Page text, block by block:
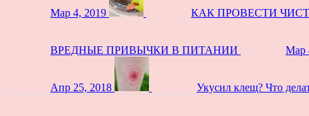
Мар 4, 2019 КАК ПРОВЕСТИ
ВРЕДНЫЕ ПРИВЫЧКИ В ПИТАНИИ Мар
Апр 25, 2018 Укусил клещ? Что